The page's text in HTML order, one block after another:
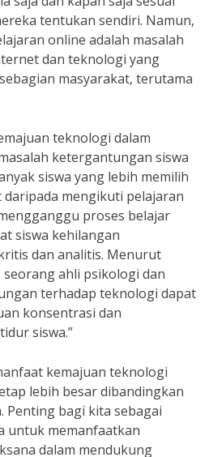
tentukan sendiri. Namun,
online adalah masalah
dan teknologi yang
masyarakat, terutama
teknologi dalam
ketergantungan siswa
siswa yang lebih memilih
mengikuti pelajaran
proses belajar
siswa kehilangan
dan analitis. Menurut
ahli psikologi dan
terhadap teknologi dapat
konsentrasi dan
siswa.”
kemajuan teknologi
lebih besar dibandingkan
Penting bagi kita sebagai
untuk memanfaatkan
dalam mendukung